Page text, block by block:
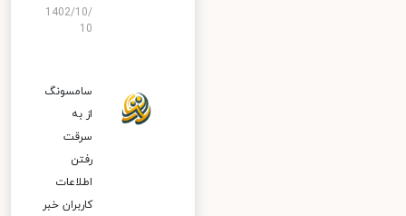
1402/10/
10
سامسونگ
از به
سرقت
رفتن
اطلاعات
کاربران خبر